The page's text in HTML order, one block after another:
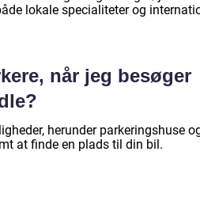
lokale specialiteter og
når jeg besøger
herunder parkeringshuse
at finde en plads til din bil.